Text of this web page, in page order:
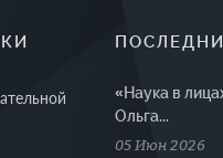
«Наука в
Ольга...
05 Июн 2026